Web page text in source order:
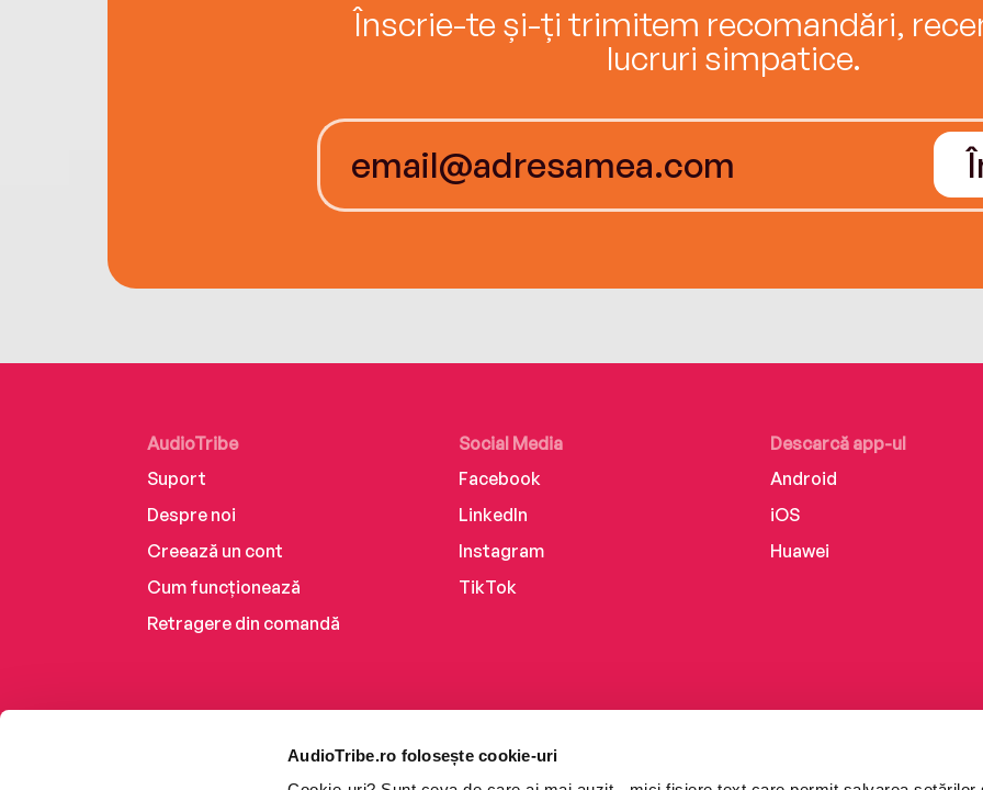
AudioTribe.ro folosește cookie-uri
Înscrie-te și-ți trimitem recomandări,
lucruri simpatice.
AudioTribe
Suport
Despre noi
Creează un cont
Cum funcționează
Retragere din comandă
Social Media
Facebook
LinkedIn
Instagram
TikTok
Descarcă app-ul
Android
iOS
Huawei